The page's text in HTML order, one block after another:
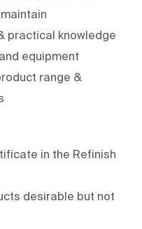
practical knowledge
equipment
range &
in the Refinish
desirable but not